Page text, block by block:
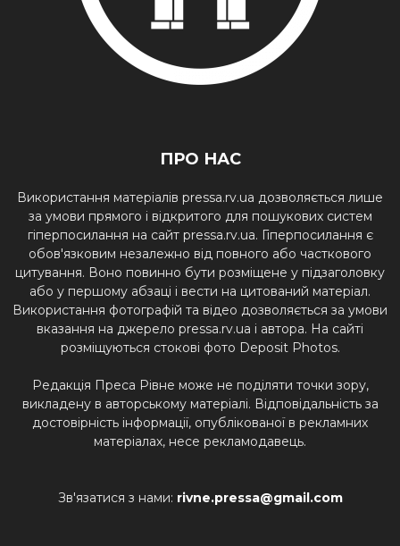
ПРО НАС
Використання матеріалів pressa.rv.ua дозволяється лише
за умови прямого і відкритого для пошукових систем
гіперпосилання на сайт pressa.rv.ua. Гіперпосилання є
обов'язковим незалежно від повного або часткового
цитування. Воно повинно бути розміщене у підзаголовку
або у першому абзаці і вести на цитований матеріал.
Використання фотографій та відео дозволяється за умови
вказання на джерело pressa.rv.ua і автора. На сайті
розміщуються стокові фото Deposit Photos.
Редакція Преса Рівне може не поділяти точки зору,
викладену в авторському матеріалі. Відповідальність за
достовірність інформації, опублікованої в рекламних
матеріалах, несе рекламодавець.
Зв'язатися з нами: rivne.pressa@gmail.com